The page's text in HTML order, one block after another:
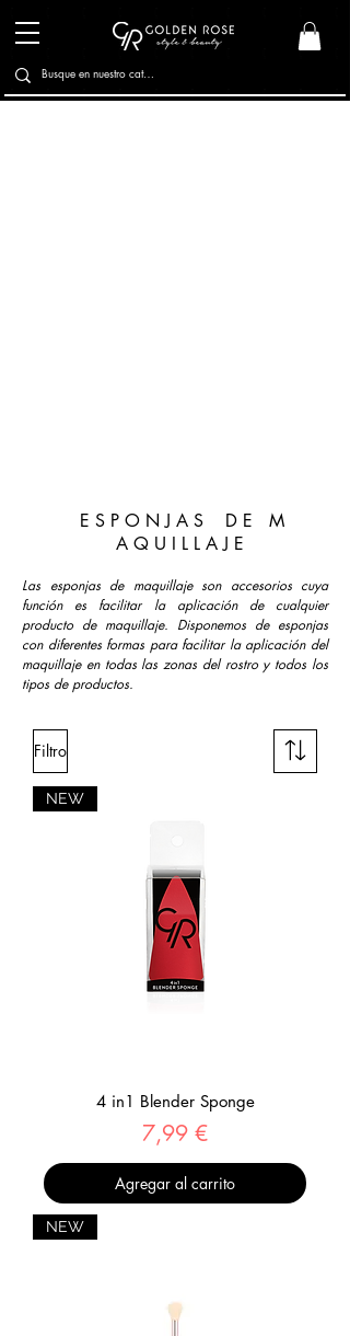
E S P O N J A S D E M
A Q U I L L A J E
Las esponjas de maquillaje son accesorios cuya
función es facilitar la aplicación de cualquier
producto de maquillaje. Disponemos de esponjas
con diferentes formas para facilitar la aplicación del
maquillaje en todas las zonas del rostro y todos los
tipos de productos.
Filtro
NEW
4 in1 Blender Sponge
Precio
7,99 €
Agregar al carrito
NEW